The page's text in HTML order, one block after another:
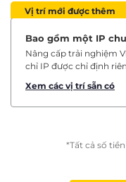
Vị trí mới được thêm
Bao gồm một IP
Nâng cấp trải nghiệm
chỉ IP được chỉ định
Xem các vị trí sẵn có
*Tất cả số